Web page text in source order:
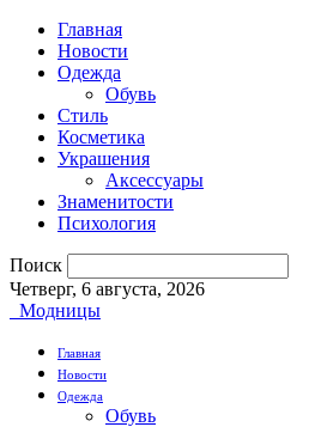
Главная
Новости
Одежда
Обувь
Стиль
Косметика
Украшения
Аксессуары
Знаменитости
Психология
Поиск
Четверг, 6 августа, 2026
Модницы
Главная
Новости
Одежда
Обувь